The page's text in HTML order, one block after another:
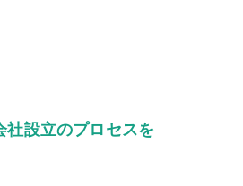
社設立のプロセスを